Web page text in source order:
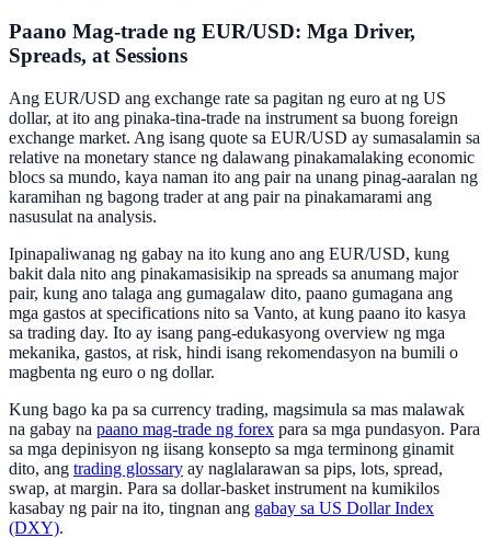
Paano Mag-trade ng EUR/USD: Mga Driver,
Spreads, at Sessions
Ang EUR/USD ang exchange rate sa pagitan ng euro at ng US
dollar, at ito ang pinaka-tina-trade na instrument sa buong foreign
exchange market. Ang isang quote sa EUR/USD ay sumasalamin sa
relative na monetary stance ng dalawang pinakamalaking economic
blocs sa mundo, kaya naman ito ang pair na unang pinag-aaralan ng
karamihan ng bagong trader at ang pair na pinakamarami ang
nasusulat na analysis.
Ipinapaliwanag ng gabay na ito kung ano ang EUR/USD, kung
bakit dala nito ang pinakamasisikip na spreads sa anumang major
pair, kung ano talaga ang gumagalaw dito, paano gumagana ang
mga gastos at specifications nito sa Vanto, at kung paano ito kasya
sa trading day. Ito ay isang pang-edukasyong overview ng mga
mekanika, gastos, at risk, hindi isang rekomendasyon na bumili o
magbenta ng euro o ng dollar.
Kung bago ka pa sa currency trading, magsimula sa mas malawak
na gabay na paano mag-trade ng forex para sa mga pundasyon. Para
sa mga depinisyon ng iisang konsepto sa mga terminong ginamit
dito, ang trading glossary ay naglalarawan sa pips, lots, spread,
swap, at margin. Para sa dollar-basket instrument na kumikilos
kasabay ng pair na ito, tingnan ang gabay sa US Dollar Index
(DXY).